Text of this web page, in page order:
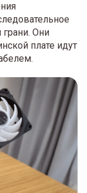
Они
плате идут